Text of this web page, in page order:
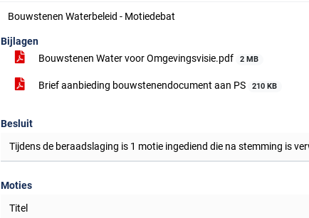
Bouwstenen Waterbeleid - Motiedebat
Bijlagen
Bouwstenen Water voor Omgevingsvisie.pdf
2 MB
Brief aanbieding bouwstenendocument aan PS 210 KB
Besluit
Tijdens de beraadslaging is 1 motie ingediend die na stemming is
Moties
Titel